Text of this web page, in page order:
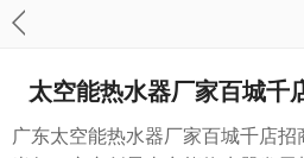
太空能热水器厂家百城千
广东太空能热水器厂家百城千店